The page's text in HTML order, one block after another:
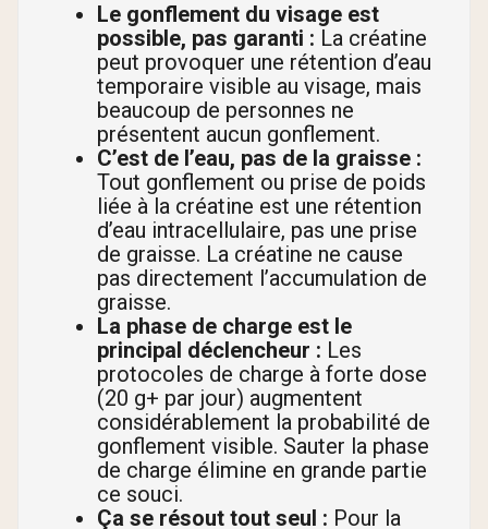
Le gonflement du visage est
possible, pas garanti : La créatine
peut provoquer une rétention d’eau
temporaire visible au visage, mais
beaucoup de personnes ne
présentent aucun gonflement.
C’est de l’eau, pas de la graisse :
Tout gonflement ou prise de poids
liée à la créatine est une rétention
d’eau intracellulaire, pas une prise
de graisse. La créatine ne cause
pas directement l’accumulation de
graisse.
La phase de charge est le
principal déclencheur : Les
protocoles de charge à forte dose
(20 g+ par jour) augmentent
considérablement la probabilité de
gonflement visible. Sauter la phase
de charge élimine en grande partie
ce souci.
Ça se résout tout seul : Pour la